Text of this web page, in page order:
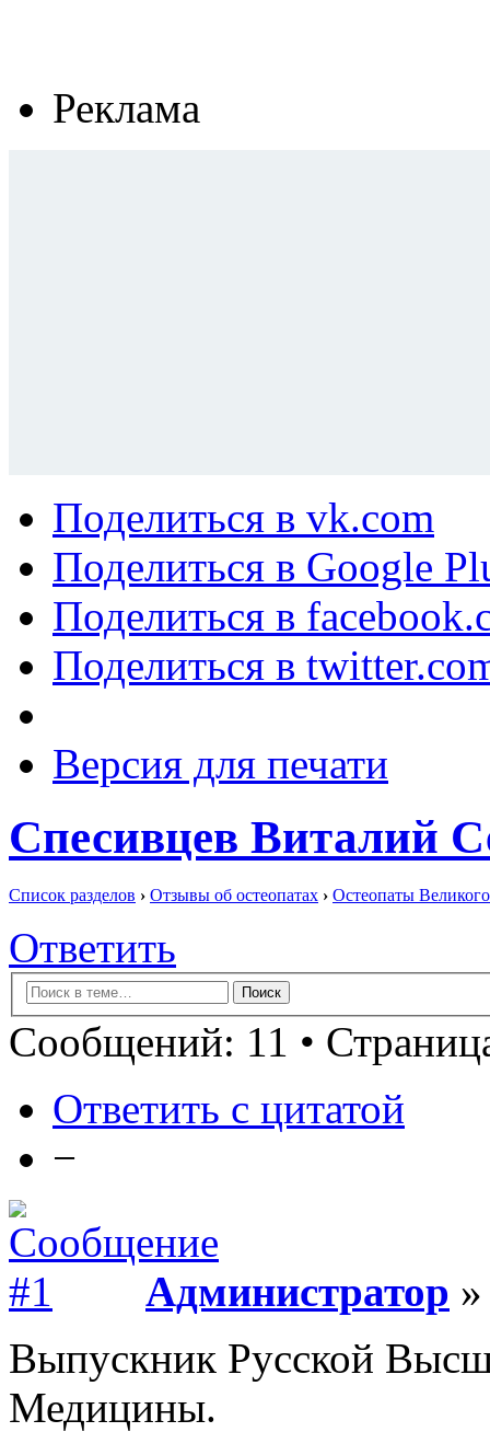
Реклама
Поделиться в vk.com
Поделиться в Google
Поделиться в
Поделиться в
Версия для печати
Спесивцев Виталий
Список разделов › Отзывы об остеопатах › Остеопаты
Ответить
Сообщений: 11 •
Ответить с цитатой
−
Администратор
Выпускник Русской
Медицины.